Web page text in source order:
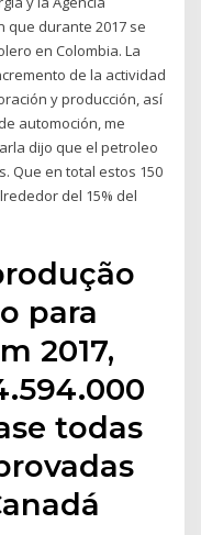
que durante 2017 se
en Colombia. La
de la actividad
y producción, así
automoción, me
dijo que el petroleo
Que en total estos 150
del 15% del
para
2017,
todas